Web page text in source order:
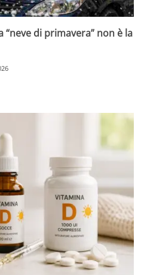
di primavera” non è la